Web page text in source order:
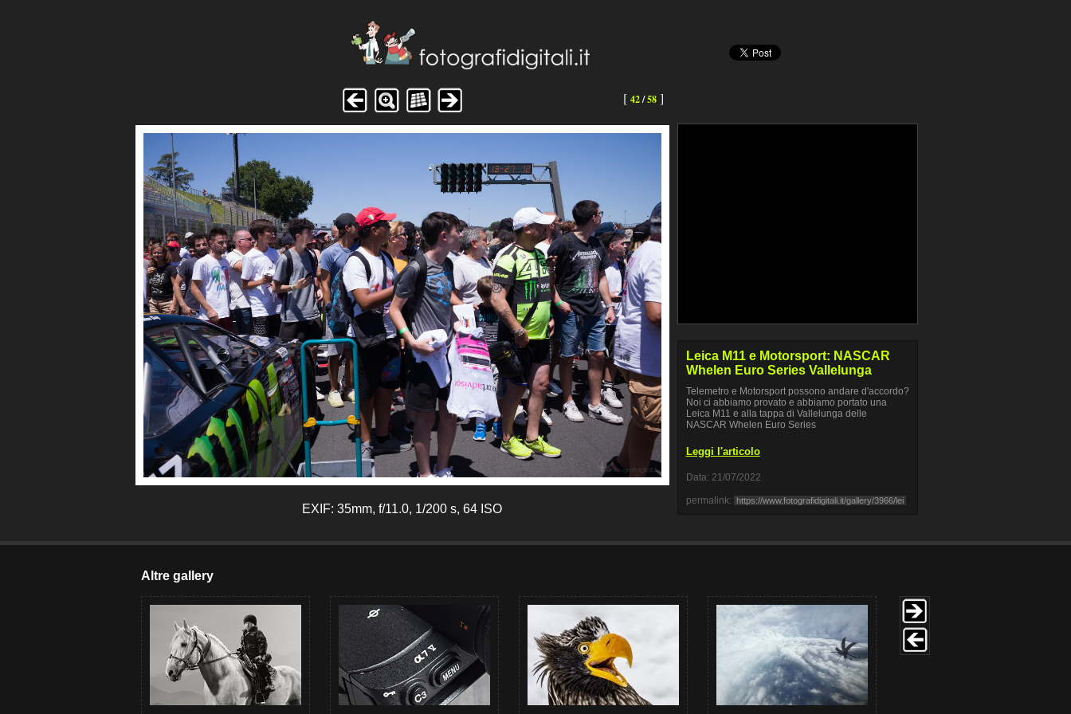
[ 42/58]
EXIF: 35mm, f/11.0, 1/200 s, 64 ISO
Leica M11 e Motorsport: NASCAR
Whelen Euro Series Vallelunga
Telemetro e Motorsport possono andare d'accordo?
Noi ci abbiamo provato e abbiamo portato una
Leica M11 e alla tappa di Vallelunga delle
NASCAR Whelen Euro Series
Leggi l'articolo
Data: 21/07/2022
permalink:
Altre gallery